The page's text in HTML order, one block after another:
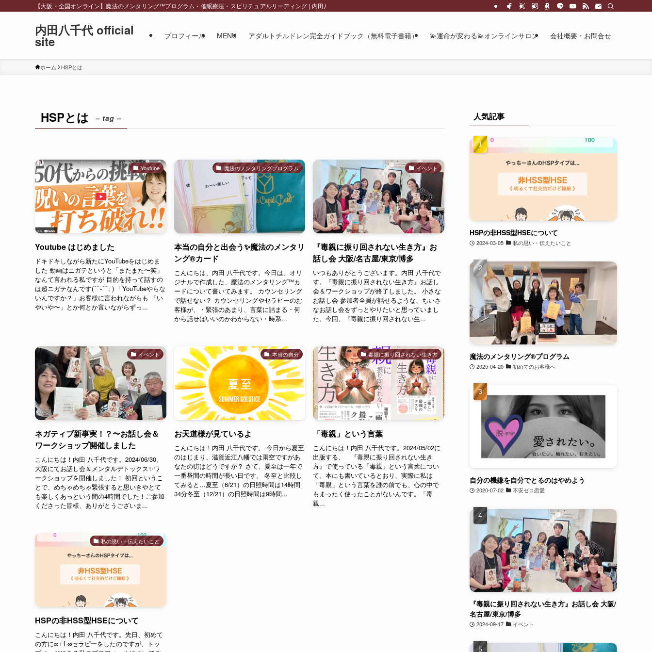
【大阪・全国オンライン】魔法のメンタリング™︎プログラム・催眠療法・スピリチュアルリーディング | 内田八千代 official site
内田八千代 official
site プロフィール MENU アダルトチルドレン完全ガイドブック（無料電子書籍） 💫運命が変わる💫オンラインサロン 会社概要・お問合せ
ホーム HSPとは
HSPとは – tag –
Youtube
Youtube はじめました
ドキドキしながら新たにYouTubeをはじめま
した 動画はニガテというと「またまた〜笑」
なんて言われる私ですが 目的を持って話すの
は超ニガテなんです(⌒-⌒; ) 「YouTubeやらな
いんですか？」お客様に言われながらも 「い
やいや〜」とか何とか言いながらずっ...
魔法のメンタリングプログラム
本当の自分と出会う✨魔法のメンタリ
ング®︎カード
こんにちは、内田 八千代です。今日は、オリ
ジナルで作成した、魔法のメンタリング™︎カ
ードについて書いてみます。 カウンセリング
で話せない？ カウンセリングやセラピーのお
客様が、・緊張のあまり、言葉に詰まる・何
から話せばいいのかわからない・時系...
イベント
『毒親に振り回されない生き方』お
話し会 大阪/名古屋/東京/博多
いつもありがとうございます。内田 八千代で
す。『毒親に振り回されない生き方』お話し
会＆ワークショップが終了しました。 小さな
お話し会 参加者全員が話せるような、ちいさ
なお話し会をずっとやりたいと思っていまし
た。今回、『毒親に振り回されない生...
イベント
ネガティブ新事実！？〜お話し会＆
ワークショップ開催しました
こんにちは！内田 八千代です。2024/06/30、
大阪にてお話し会＆メンタルデトックス✨ワ
ークショップを開催しました！ 初回というこ
とで、めちゃめちゃ緊張すると思いきやとて
も楽しくあっという間の4時間でした！ご参加
くださった皆様、ありがとうございま...
本当の自分
お天道様が見ているよ
こんにちは！内田 八千代です。 今日から夏至
のはじまり、滋賀近江八幡では雨空ですがあ
なたの街はどうですか？ さて、夏至は一年で
一番昼間の時間が長い日です。 冬至と比較し
てみると…夏至（6/21）の日照時間は14時間
34分冬至（12/21）の日照時間は9時間...
毒親に振り回されない生き方
「毒親」という言葉
こんにちは！内田 八千代です。2024/05/02に
出版する、 『毒親に振り回されない生き
方』で使っている「毒親」という言葉につい
て。本にも書いているとおり、実際に私は
「毒親」という言葉を誰の前でも、心の中で
もまったく使ったことがないんです。「毒
親...
私の思い・伝えたいこと
HSPの非HSS型HSEについて
こんにちは！内田 八千代です。先日、初めて
の方に∞ i f ∞セラピーをしたのですが、トッ
人気記事
HSPの非HSS型HSEについて
2024-03-05 私の思い・伝えたいこと
魔法のメンタリング®︎プログラム
2025-04-20 初めてのお客様へ
自分の機嫌を自分でとるのはやめよう
2020-07-02 不安ゼロ恋愛
『毒親に振り回されない生き方』お話し会 大阪/
名古屋/東京/博多
2024-09-17 イベント